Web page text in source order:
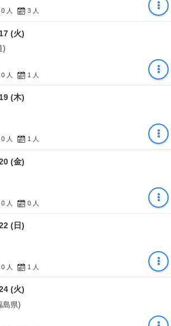
0人 3人
(火)
)
0人 1 人
(木)
0人 1 人
(金)
0人 0人
(日)
0人 1 人
(火)
島県)